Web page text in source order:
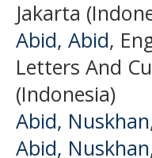
Jakarta
Abid, Abid,
Letters And
(Indonesia)
Abid, Nuskhan
Abid, Nuskhan